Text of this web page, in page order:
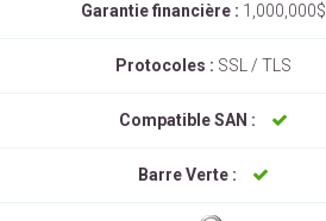
Garantie financière : 1,000,000$
Protocoles : SSL / TLS
Compatible SAN :
Barre Verte :